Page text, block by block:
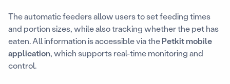
The automatic feeders allow users to set feeding times
and portion sizes, while also tracking whether the pet has
eaten. All information is accessible via thePetkit mobile
application, which supports real-time monitoring and
control.